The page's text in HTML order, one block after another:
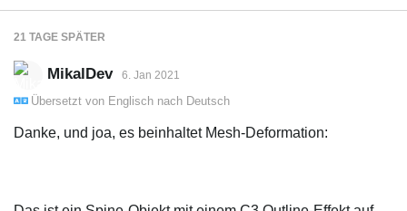
21 TAGE SPÄTER
MikalDev 6. Jan 2021
Übersetzt von Englisch nach Deutsch
Danke, und joa, es beinhaltet Mesh-Deformation: